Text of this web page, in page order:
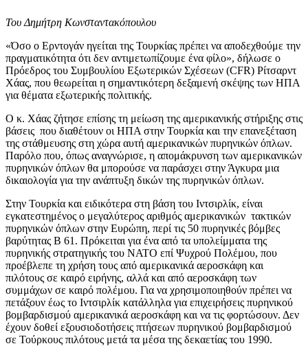
Του Δημήτρη Κωνσταντακόπουλου
«Όσο ο Ερντογάν ηγείται της Τουρκίας πρέπει να αποδεχθούμε την
πραγματικότητα ότι δεν αντιμετωπίζουμε ένα φίλο», δήλωσε ο
Πρόεδρος του Συμβουλίου Εξωτερικών Σχέσεων (CFR) Ρίτσαρντ
Χάας, που θεωρείται η σημαντικότερη δεξαμενή σκέψης των ΗΠΑ
για θέματα εξωτερικής πολιτικής.
Ο κ. Χάας ζήτησε επίσης τη μείωση της αμερικανικής στήριξης στις
βάσεις που διαθέτουν οι ΗΠΑ στην Τουρκία και την επανεξέταση
της στάθμευσης στη χώρα αυτή αμερικανικών πυρηνικών όπλων.
Παρόλο που, όπως αναγνώρισε, η απομάκρυνση των αμερικανικών
πυρηνικών όπλων θα μπορούσε να παράσχει στην Άγκυρα μια
δικαιολογία για την ανάπτυξη δικών της πυρηνικών όπλων.
Στην Τουρκία και ειδικότερα στη βάση του Ιντσιρλίκ, είναι
εγκατεστημένος ο μεγαλύτερος αριθμός αμερικανικών τακτικών
πυρηνικών όπλων στην Ευρώπη, περί τις 50 πυρηνικές βόμβες
βαρύτητας B 61. Πρόκειται για ένα από τα υπολείμματα της
πυρηνικής στρατηγικής του ΝΑΤΟ επί Ψυχρού Πολέμου, που
προέβλεπε τη χρήση τους από αμερικανικά αεροσκάφη και
πιλότους σε καιρό ειρήνης, αλλά και από αεροσκάφη των
συμμάχων σε καιρό πολέμου. Για να χρησιμοποιηθούν πρέπει να
πετάξουν έως το Ιντσιρλίκ κατάλληλα για επιχειρήσεις πυρηνικού
βομβαρδισμού αμερικανικά αεροσκάφη και να τις φορτώσουν. Δεν
έχουν δοθεί εξουσιοδοτήσεις πτήσεων πυρηνικού βομβαρδισμού
σε Τούρκους πιλότους μετά τα μέσα της δεκαετίας του 1990.